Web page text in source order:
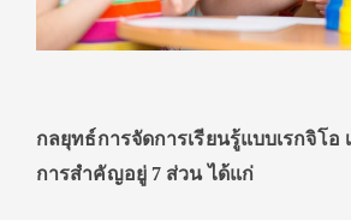
กลยุทธ์การจัดการเรียนรู้แบบเรกจิโอ
การสำคัญอยู่ 7 ส่วน ได้แก่